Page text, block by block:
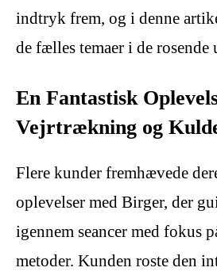
indtryk frem, og i denne
de fælles temaer i de rosende
En Fantastisk
Vejrtrækning og
Flere kunder fremhævede
oplevelser med Birger, der
igennem seancer med fokus
metoder. Kunden roste den